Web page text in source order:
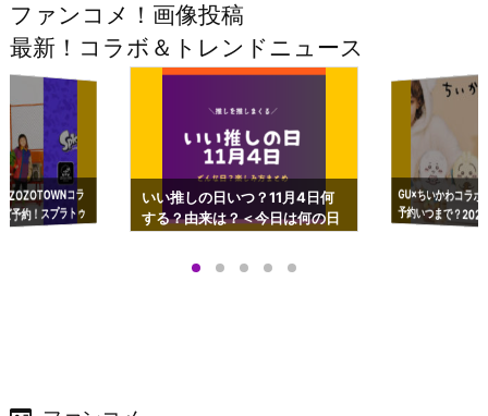
ファンコメ！画像投稿
最新！コラボ＆トレンドニュース
コラ
予約！スプラトゥ
ップも渋谷Hz
いい推しの日いつ？11月4日何
する？由来は？＜今日は何の日
GU×ちいかわコラ
予約いつまで？
ーチやショルダー